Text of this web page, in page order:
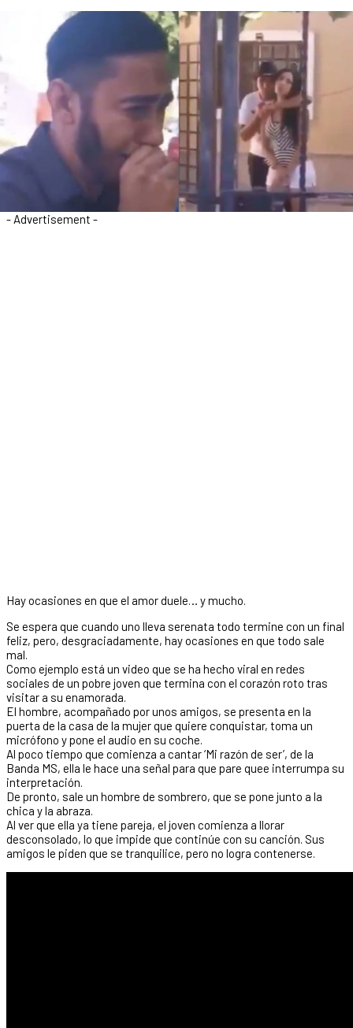
- Advertisement -
Hay ocasiones en que el amor duele… y mucho.
Se espera que cuando uno lleva serenata todo termine con un final
feliz, pero, desgraciadamente, hay ocasiones en que todo sale
mal.
Como ejemplo está un video que se ha hecho viral en redes
sociales de un pobre joven que termina con el corazón roto tras
visitar a su enamorada.
El hombre, acompañado por unos amigos, se presenta en la
puerta de la casa de la mujer que quiere conquistar, toma un
micrófono y pone el audio en su coche.
Al poco tiempo que comienza a cantar ‘Mi razón de ser’, de la
Banda MS, ella le hace una señal para que pare quee interrumpa su
interpretación.
De pronto, sale un hombre de sombrero, que se pone junto a la
chica y la abraza.
Al ver que ella ya tiene pareja, el joven comienza a llorar
desconsolado, lo que impide que continúe con su canción. Sus
amigos le piden que se tranquilice, pero no logra contenerse.